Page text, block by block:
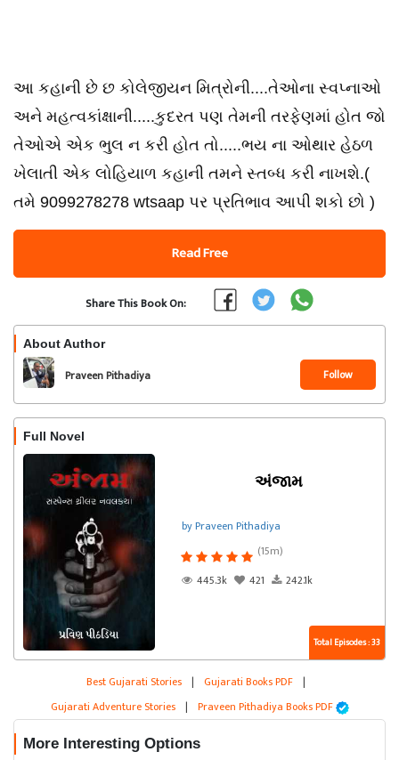
આ કહાની છે છ કોલેજીયન મિત્રોની....તેઓના સ્વપ્નાઓ
અને મહત્વકાંક્ષાની.....કુદરત પણ તેમની તરફેણમાં હોત જો
તેઓએ એક ભુલ ન કરી હોત તો.....ભય ના ઓથાર હેઠળ
ખેલાતી એક લોહિયાળ કહાની તમને સ્તબ્ધ કરી નાખશે.(
તમે 9099278278 wtsaap પર પ્રતિભાવ આપી શકો છો )
Read Free
Share This Book On:
About Author
Praveen Pithadiya Follow
Full Novel
અંજામ
by Praveen Pithadiya
(15m)
445.3k
421 242.1k
Total Episodes : 33
Best Gujarati Stories | Gujarati Books PDF |
Gujarati Adventure Stories | Praveen Pithadiya Books PDF
More Interesting Options